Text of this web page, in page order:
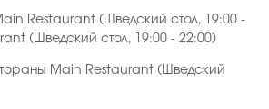
Restaurant (Шведский стол, 19:00 -
(Шведский стол, 19:00 - 22:00)
Main Restaurant (Шведский